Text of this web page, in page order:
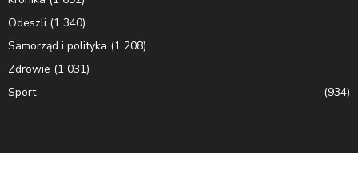
Odeszli (1 340)
Samorząd i polityka (1 208)
Zdrowie (1 031)
Sport
(934)